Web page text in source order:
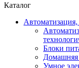
Каталог
Блоки
Домашняя
Умное